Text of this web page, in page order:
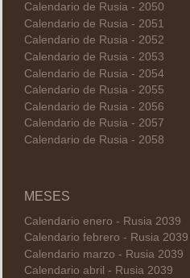
Calendario de Rusia - 2050
Calendario de Rusia - 2051
Calendario de Rusia - 2052
Calendario de Rusia - 2053
Calendario de Rusia - 2054
Calendario de Rusia - 2055
Calendario de Rusia - 2056
Calendario de Rusia - 2057
Calendario de Rusia - 2058
MESES
Calendario enero - Rusia 2039
Calendario febrero - Rusia 2039
Calendario marzo - Rusia 2039
Calendario abril - Rusia 2039